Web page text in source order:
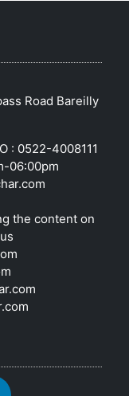
Road Bareilly
: 0522-4008111
06:00pm
the content on